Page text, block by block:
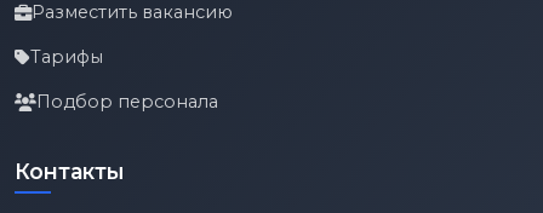
Разместить вакансию
Тарифы
Подбор персонала
Контакты